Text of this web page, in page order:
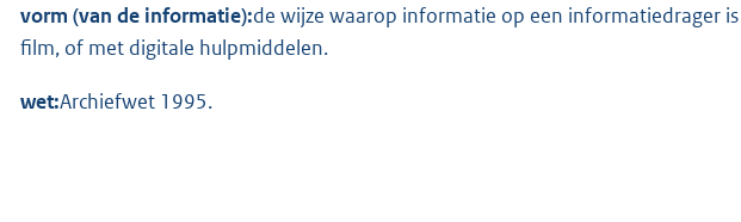
vorm (van de informatie):de wijze waarop informatie op een informatiedrager
film, of met digitale hulpmiddelen.
wet:Archiefwet 1995.